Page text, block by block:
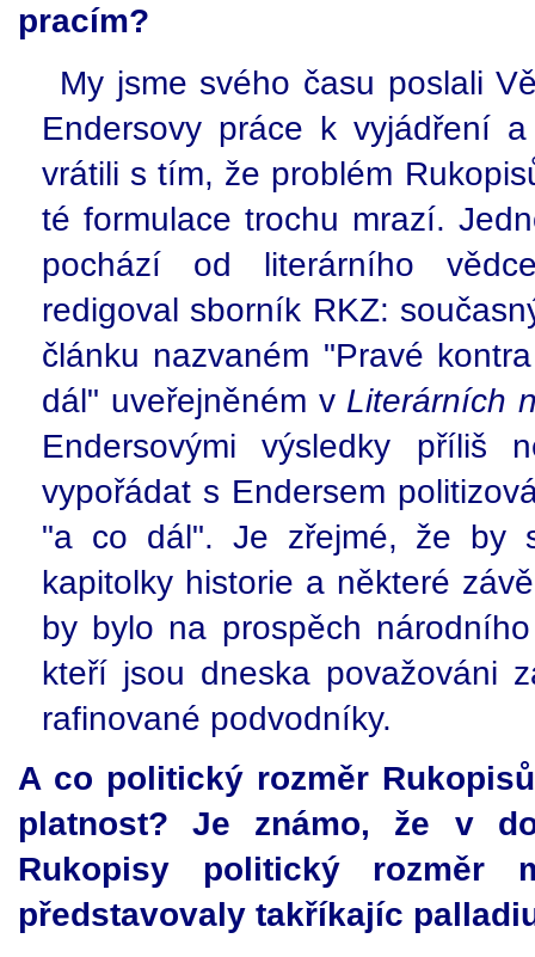
pracím?
My jsme svého času poslali
Endersovy práce k vyjádření
vrátili s tím, že problém
té formulace trochu mrazí.
pochází od literárního
redigoval sborník RKZ:
článku nazvaném "Pravé
dál" uveřejněném v Literárních
Endersovými výsledky příliš
vypořádat s Endersem
"a co dál". Je zřejmé, že by
kapitolky historie a některé
by bylo na prospěch
kteří jsou dneska považováni
rafinované podvodníky.
A co politický rozměr
platnost? Je známo, že v
Rukopisy politický rozměr
představovaly takříkajíc